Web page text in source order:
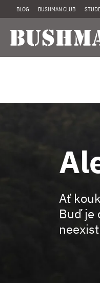
BLOG BUSHMAN CLUB
Ať
Buď je